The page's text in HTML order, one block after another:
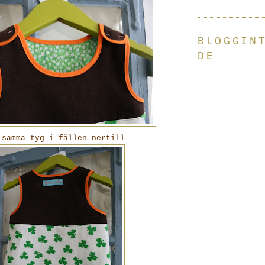
tyg i fållen nertill
DE